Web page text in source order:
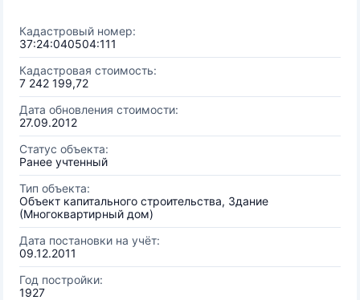
Кадастровый номер:
37:24:040504:111
Кадастровая стоимость:
7 242 199,72
Дата обновления стоимости:
27.09.2012
Статус объекта:
Ранее учтенный
Тип объекта:
Объект капитального строительства, Здание
(Многоквартирный дом)
Дата постановки на учёт:
09.12.2011
Год постройки:
1927